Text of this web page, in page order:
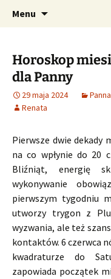
dzienny,
tygodniowy
Profesjonalne
Menu
Horoskop
dla Panny
29 maja 2024
Renata
Pierwsze dwie dekady
na co wpłynie do 20
Bliźniąt, energię
wykonywanie
pierwszym tygodniu
utworzy trygon z
wyzwania, ale też
kontaktów. 6 czerwca
kwadraturze do
zapowiada początek